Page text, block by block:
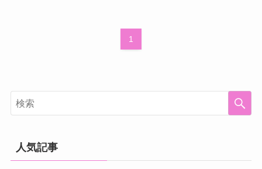
1
人気記事